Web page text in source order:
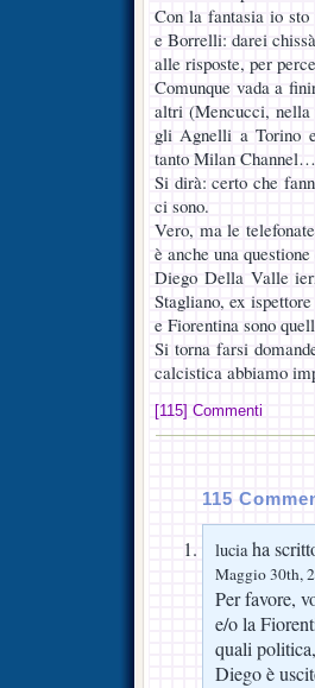
Con la fantasia io sto
e Borrelli: darei
alle risposte, per
Comunque vada a
altri (Mencucci, nella
gli Agnelli a Torino
tanto Milan
Si dirà: certo che
ci sono.
Vero, ma le
è anche una
Diego Della Valle
Stagliano, ex
e Fiorentina sono
Si torna farsi
calcistica abbiamo
[115] Commenti
115
luciaha
Maggio 30th,
Per favore,
e/o la
quali
Diego è